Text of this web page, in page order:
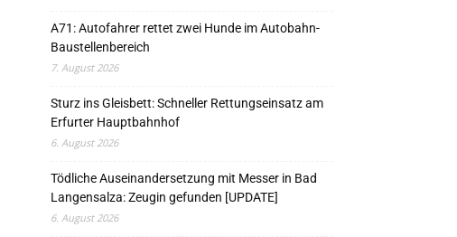
A71: Autofahrer rettet zwei Hunde im Autobahn-
Baustellenbereich
7. August 2026
Sturz ins Gleisbett: Schneller Rettungseinsatz am
Erfurter Hauptbahnhof
6. August 2026
Tödliche Auseinandersetzung mit Messer in Bad
Langensalza: Zeugin gefunden [UPDATE]
6. August 2026